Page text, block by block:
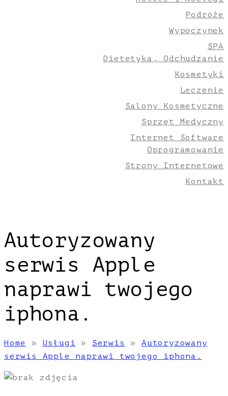
Podróże
Wypoczynek
SPA
Dietetyka, Odchudzanie
Kosmetyki
Leczenie
Salony Kosmetyczne
Sprzęt Medyczny
Internet Software
Oprogramowanie
Strony Internetowe
Kontakt
Autoryzowany
serwis Apple
naprawi twojego
iphona.
Home » Usługi » Serwis »Autoryzowany
serwis Apple naprawi twojego iphona.